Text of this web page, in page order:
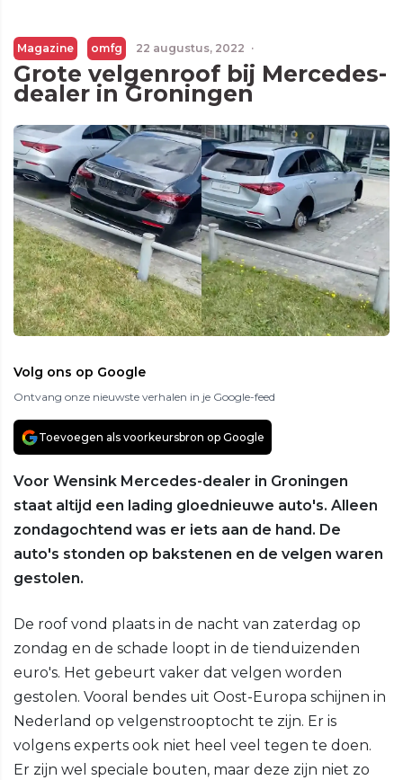
Magazine omfg 22 augustus, 2022 ·
Grote velgenroof bij Mercedes-
dealer in Groningen
Volg ons op Google
Ontvang onze nieuwste verhalen in je Google-feed
Toevoegen als voorkeursbron op Google
Voor Wensink Mercedes-dealer in Groningen
staat altijd een lading gloednieuwe auto's. Alleen
zondagochtend was er iets aan de hand. De
auto's stonden op bakstenen en de velgen waren
gestolen.
De roof vond plaats in de nacht van zaterdag op
zondag en de schade loopt in de tienduizenden
euro's. Het gebeurt vaker dat velgen worden
gestolen. Vooral bendes uit Oost-Europa schijnen in
Nederland op velgenstrooptocht te zijn. Er is
volgens experts ook niet heel veel tegen te doen.
Er zijn wel speciale bouten, maar deze zijn niet zo